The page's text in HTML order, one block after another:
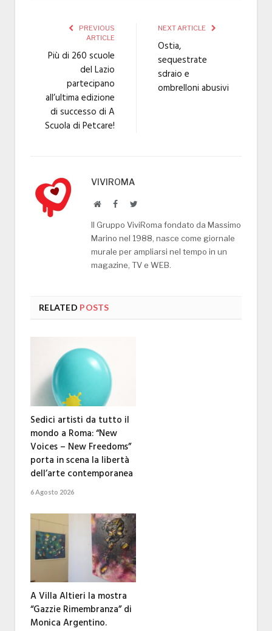
PREVIOUS
ARTICLE
Più di 260 scuole
del Lazio
partecipano
all’ultima edizione
di successo di A
Scuola di Petcare!
NEXT ARTICLE
Ostia,
sequestrate
sdraio e
ombrelloni abusivi
VIVIROMA
WebsiteFacebookTwitter
Il Gruppo ViviRoma fondato da Massimo
Marino nel 1988, nasce come giornale
murale per ampliarsi nel tempo in un
magazine, TV e WEB.
RELATED POSTS
Sedici artisti da tutto il
mondo a Roma: “New
Voices – New Freedoms”
porta in scena la libertà
dell’arte contemporanea
6 Agosto 2026
A Villa Altieri la mostra
“Gazzie Rimembranza” di
Monica Argentino.